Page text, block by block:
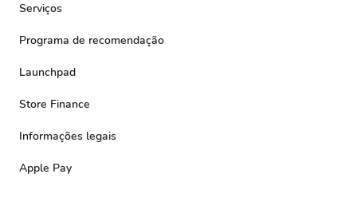
Serviços
Programa de recomendação
Launchpad
Store Finance
Informações legais
Apple Pay